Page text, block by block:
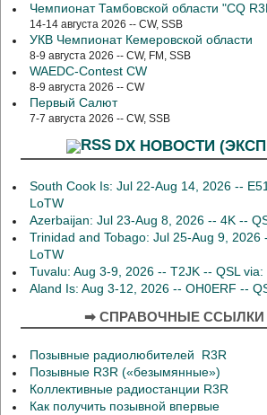
Чемпионат Тамбовской области "CQ
14-14 августа 2026 -- CW, SSB
УКВ Чемпионат Кемеровской области
8-9 августа 2026 -- CW, FM, SSB
WAEDC-Contest CW
8-9 августа 2026 -- CW
Первый Салют
7-7 августа 2026 -- CW, SSB
DX НОВОСТИ
South Cook Is: Jul 22-Aug 14, 2026 --
LoTW
Azerbaijan: Jul 23-Aug 8, 2026 -- 4K --
Trinidad and Tobago: Jul 25-Aug 9, 2026
LoTW
Tuvalu: Aug 3-9, 2026 -- T2JK -- QSL via:
Aland Is: Aug 3-12, 2026 -- OH0ERF --
➡ СПРАВОЧНЫЕ ССЫЛКИ
Позывные радиолюбителей R3R
Позывные R3R («безымянные»)
Коллективные радиостанции R3R
Как получить позывной впервые